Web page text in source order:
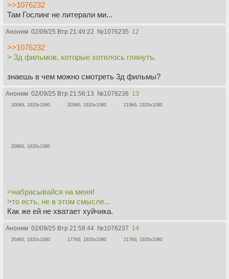
>>1076232
Там Гослинг не литерали ми...
Аноним 02/09/25 Втр 21:49:22 №1076235 12
>>1076232
> 3д фильмов, которые хотелось глянуть.
знаешь в чем можно смотреть 3д фильмы?
Аноним 02/09/25 Втр 21:56:13 №1076236 13
200Кб, 1920x1080 205Кб, 1920x1080 219Кб, 1920x1080
208Кб, 1920x1080
>набрасывайся на меня!
>то есть, не в этом смысле...
Как же ей не хватает хуйчика.
Аноним 02/09/25 Втр 21:58:44 №1076237 14
204Кб, 1920x1080 177Кб, 1920x1080 217Кб, 1920x1080